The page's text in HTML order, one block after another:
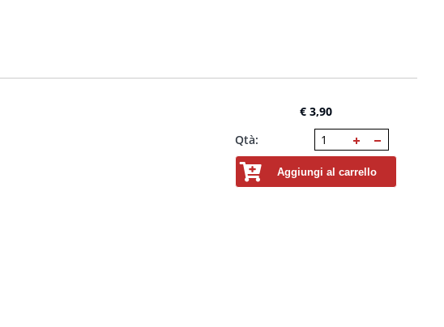
€ 3,90
Qtà:
Aggiungi al carrello